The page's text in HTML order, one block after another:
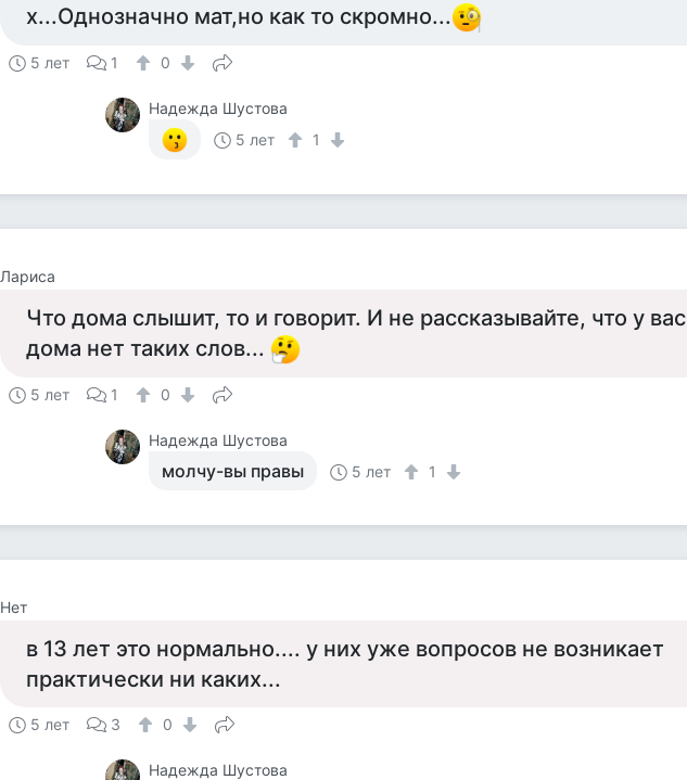
х...Однозначно мат,но как то скромно...
5 лет 1 0
Надежда Шустова
5 лет
1
Лариса
Что дома слышит, то и говорит. И не рассказывайте, что у вас
дома нет таких слов...
5 лет 1 0
Надежда Шустова
молчу-вы правы 5 лет 1
Нет
в 13 лет это нормально.... у них уже вопросов не возникает
практически ни каких...
5 лет 3 0
Надежда Шустова